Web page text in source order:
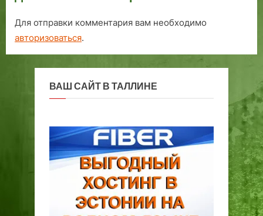
Для отправки комментария вам необходимо
авторизоваться.
ВАШ САЙТ В ТАЛЛИНЕ